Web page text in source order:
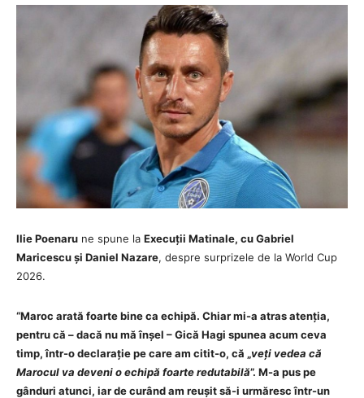
Ilie Poenaru ne spune la Execuții Matinale, cu Gabriel
Maricescu și Daniel Nazare, despre surprizele de la World Cup
2026.
“Maroc arată foarte bine ca echipă. Chiar mi-a atras atenția,
pentru că – dacă nu mă înșel – Gică Hagi spunea acum ceva
timp, într-o declarație pe care am citit-o, că „veți vedea că
Marocul va deveni o echipă foarte redutabilă”. M-a pus pe
gânduri atunci, iar de curând am reușit să-i urmăresc într-un